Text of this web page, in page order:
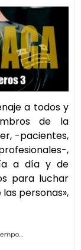
a todos y
de la
-pacientes,
,
a día y de
para luchar
personas»,